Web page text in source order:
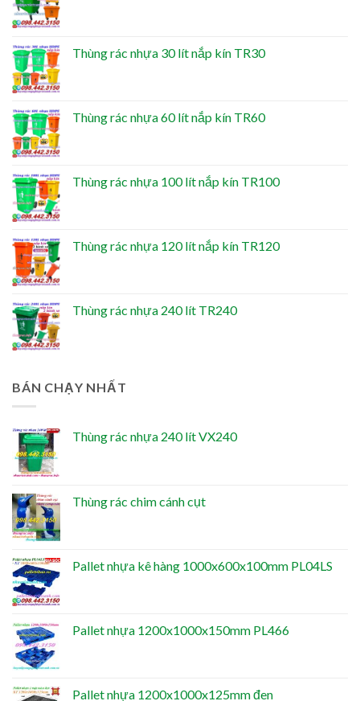
Thùng rác nhựa 30 lít nắp kín TR30
Thùng rác nhựa 60 lít nắp kín TR60
Thùng rác nhựa 100 lít nắp kín TR100
Thùng rác nhựa 120 lít nắp kín TR120
Thùng rác nhựa 240 lít TR240
BÁN CHẠY NHẤT
Thùng rác nhựa 240 lít VX240
Thùng rác chim cánh cụt
Pallet nhựa kê hàng 1000x600x100mm PL04LS
Pallet nhựa 1200x1000x150mm PL466
Pallet nhựa 1200x1000x125mm đen